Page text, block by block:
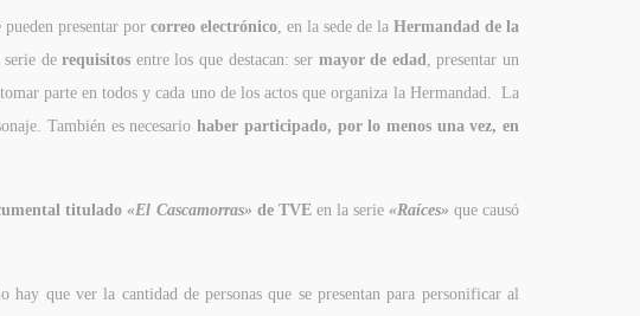
pueden presentar por correo electrónico , en la sede de la Hermandad de la
serie derequisitos entre los que destacan: ser mayor de edad , presentar un
parte en todos y cada uno de los actos que organiza la Hermandad. La
También es necesariohaber participado, por lo menos una vez, en
titulado«El Cascamorras» de TVEen la serie «Raíces» que causó
hay que ver la cantidad de personas que se presentan para personificar al